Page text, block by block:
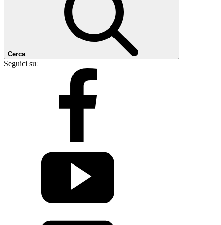
Cerca
Seguici su: